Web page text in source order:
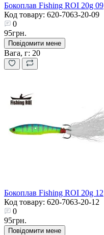
Бокоплав Fishing ROI 20g 09
Код товару: 620-7063-20-09
0
95грн.
Повідомити мене
Вага, г: 20
Бокоплав Fishing ROI 20g 12
Код товару: 620-7063-20-12
0
95грн.
Повідомити мене